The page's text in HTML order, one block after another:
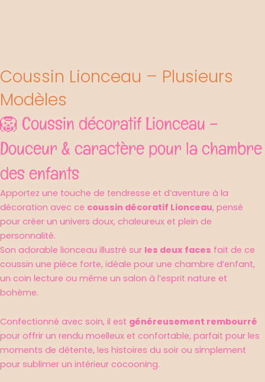
Coussin Lionceau – Plusieurs
Modèles
🦁 Coussin décoratif Lionceau –
Douceur & caractère pour la chambre
des enfants
Apportez une touche de tendresse et d’aventure à la
décoration avec ce coussin décoratif Lionceau, pensé
pour créer un univers doux, chaleureux et plein de
personnalité.
Son adorable lionceau illustré sur les deux faces fait de ce
coussin une pièce forte, idéale pour une chambre d’enfant,
un coin lecture ou même un salon à l’esprit nature et
bohème.
Confectionné avec soin, il est généreusement rembourré
pour offrir un rendu moelleux et confortable, parfait pour les
moments de détente, les histoires du soir ou simplement
pour sublimer un intérieur cocooning.